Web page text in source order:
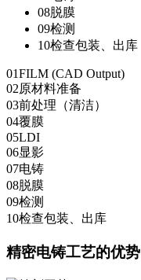
08脱膜
09检测
10检查包装、出库
01FILM (CAD Output)
02原材料准备
03前处理（清洁）
04覆膜
05LDI
06显影
07电铸
08脱膜
09检测
10检查包装、出库
精密电铸工艺的优势